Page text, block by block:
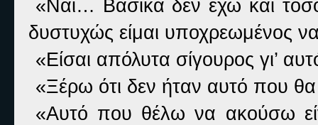
«Ναι… Βασικά δεν έχω και
δυστυχώς είμαι υποχρεωμένος
«Είσαι απόλυτα σίγουρος γι’
«Ξέρω ότι δεν ήταν αυτό που
«Αυτό που θέλω να ακούσω